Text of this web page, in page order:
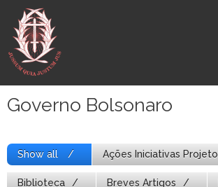
para
conteúdo
Governo Bolsonaro
Show all Ações Iniciativas
Biblioteca Breves Artigos